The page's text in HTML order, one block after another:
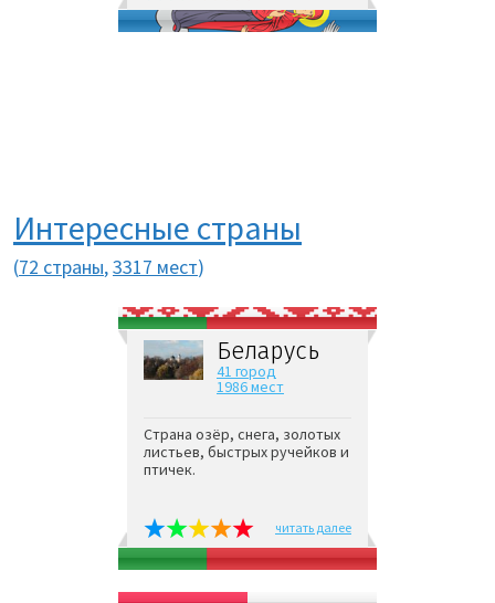
Интересные страны
(72 страны,3317 мест)
Беларусь
41 город
1986 мест
Страна озёр, снега, золотых
листьев, быстрых ручейков и
птичек.
читать далее